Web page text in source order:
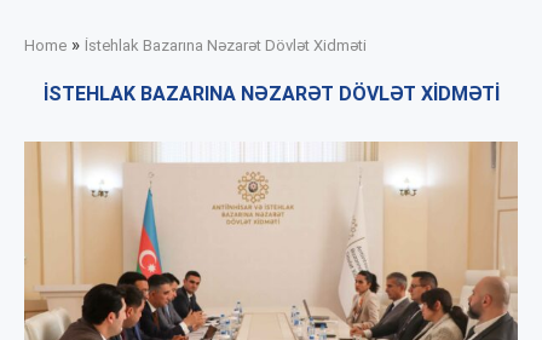
Home » İstehlak Bazarına Nəzarət Dövlət Xidməti
İSTEHLAK BAZARINA NƏZARƏT DÖVLƏT XIDMƏTI